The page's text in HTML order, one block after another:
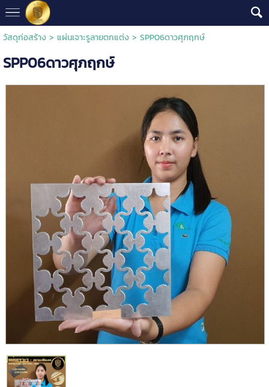
วัสดุก่อสร้าง> แผ่นเจาะรูลายตกแต่ง> SPP06ดาวศุภฤกษ์
SPP06ดาวศุภฤกษ์